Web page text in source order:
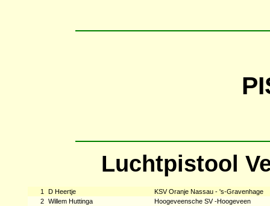
Luchtpistool
1 D Heertje
KSV Oranje Nassau - 's-Gravenhage
2
Willem Huttinga
Hoogeveensche SV -Hoogeveen